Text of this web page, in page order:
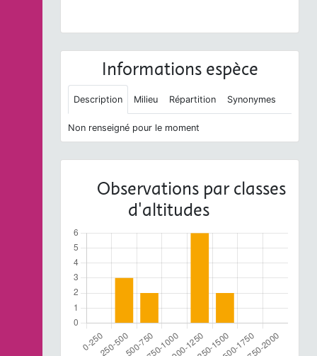
Informations espèce
Description Milieu Répartition Synonymes
Non renseigné pour le moment
Observations par classes
d'altitudes